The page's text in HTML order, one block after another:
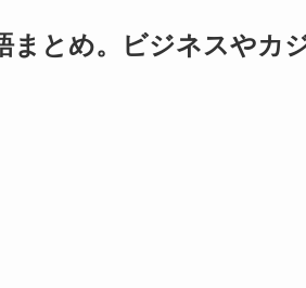
まとめ。ビジネスやカ